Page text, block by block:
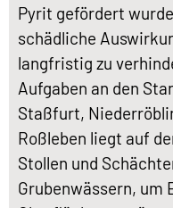
Pyrit gefördert
schädliche
langfristig zu
Aufgaben an den
Staßfurt,
Roßleben liegt auf
Stollen und
Grubenwässern, um